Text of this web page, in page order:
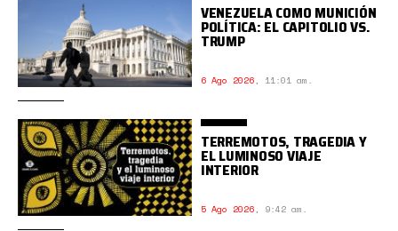
VENEZUELA COMO MUNICIÓN
POLÍTICA: EL CAPITOLIO VS.
TRUMP
6 Ago 2026, 11:01 am.
TERREMOTOS, TRAGEDIA Y
EL LUMINOSO VIAJE
INTERIOR
5 Ago 2026, 9:42 am.